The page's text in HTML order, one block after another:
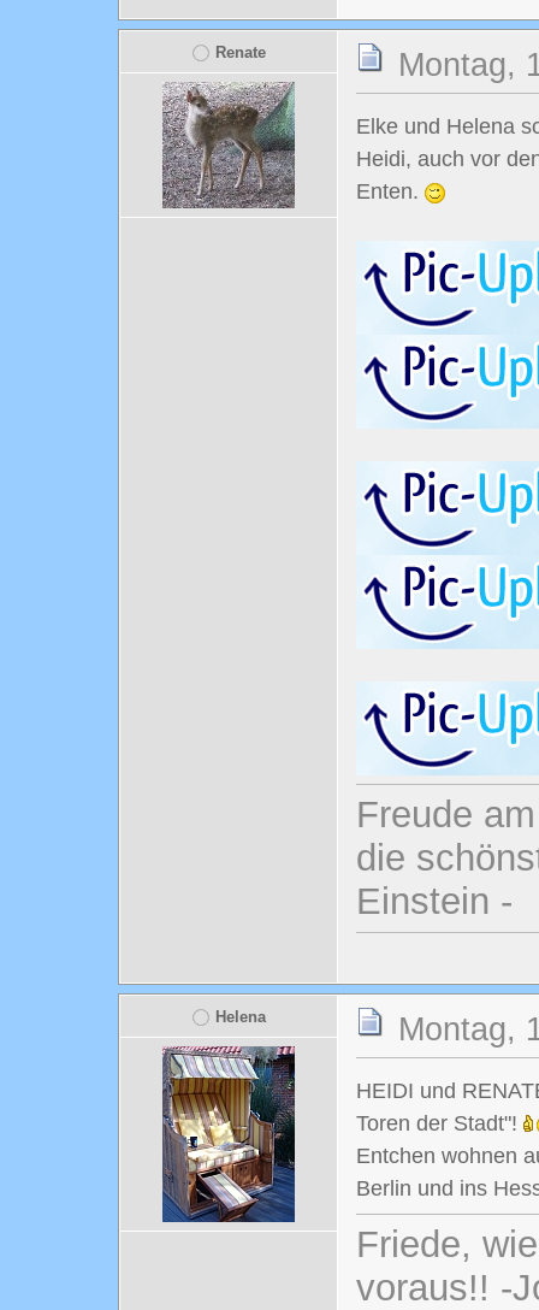
Renate Montag,
Elke und Helena
Heidi, auch vor
Enten.
Freude
die
Einstein -
Helena Montag,
HEIDI und
Toren der Stadt"!
Entchen wohnen
Berlin und ins
Friede,
voraus!! -